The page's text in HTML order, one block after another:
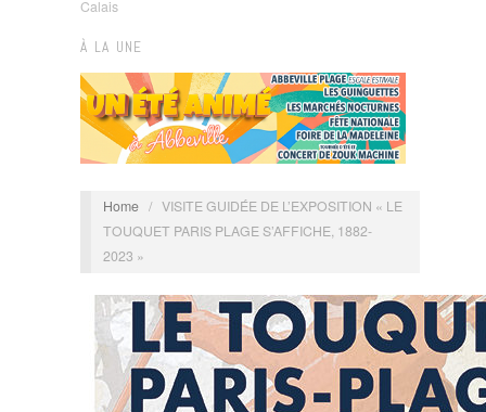
Calais
À LA UNE
Home / VISITE GUIDÉE DE L’EXPOSITION « LE
TOUQUET PARIS PLAGE S’AFFICHE, 1882-
2023 »